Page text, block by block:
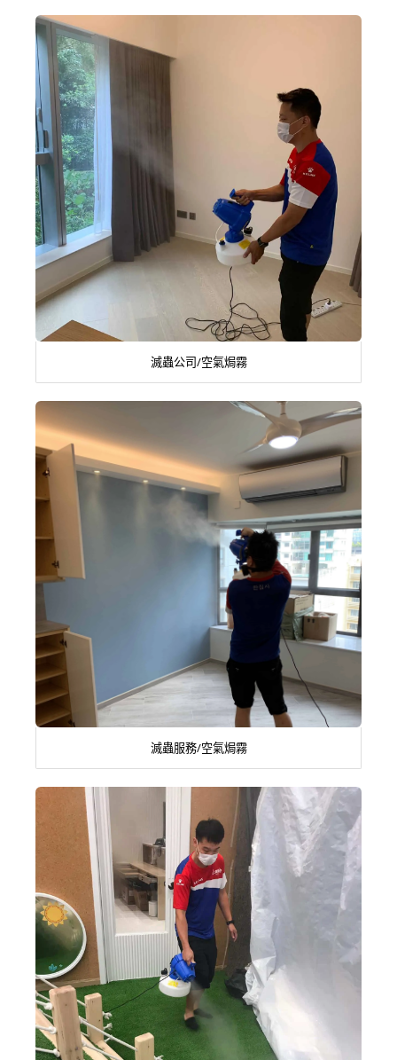
滅蟲公司/空氣焗霧
滅蟲服務/空氣焗霧